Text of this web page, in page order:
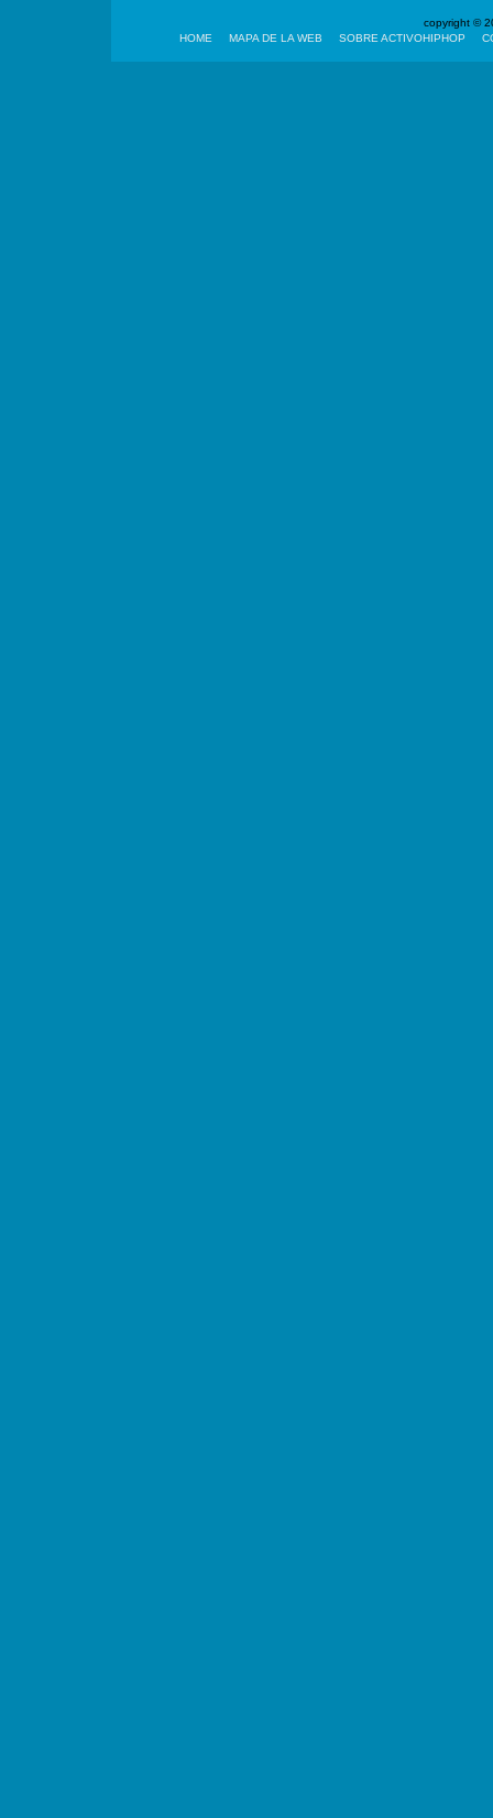
copyright ©
HOME
MAPA DE LA WEB SOBRE ACTIVOHIPHOP